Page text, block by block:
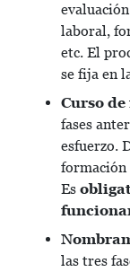
laboral,
etc. El
se fija en
Curso
fases
esfuerzo.
formación
Es
las tres